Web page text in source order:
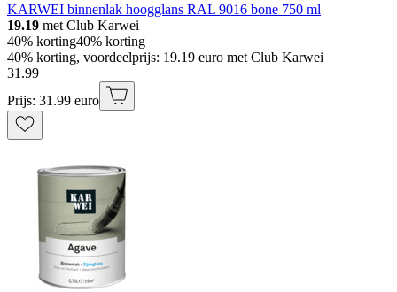
KARWEI binnenlak hoogglans RAL 9016 bone 750 ml
19.19 met Club Karwei
40% korting40% korting
40% korting, voordeelprijs: 19.19 euro met Club Karwei
31 .99
Prijs: 31.99 euro